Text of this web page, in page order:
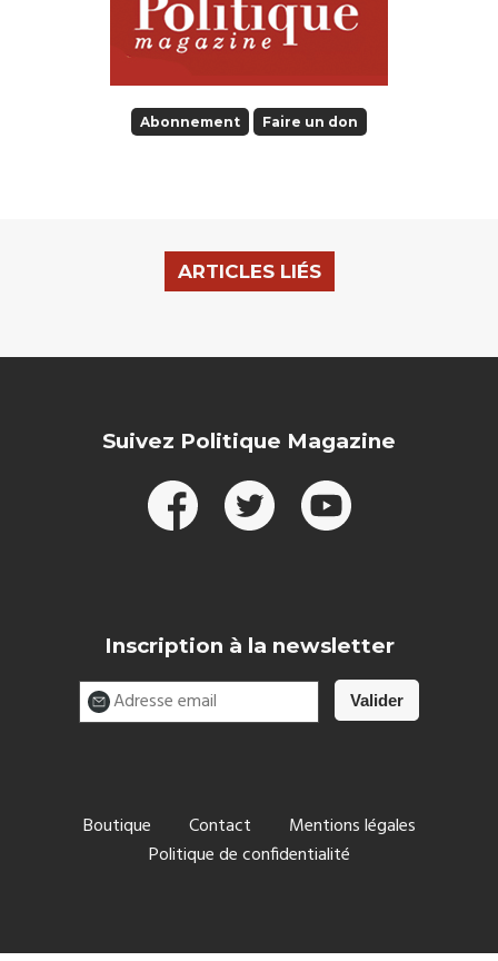
Abonnement Faire un don
ARTICLES LIÉS
Suivez Politique Magazine
Inscription à la newsletter
Boutique Contact
Mentions légales
Politique de confidentialité